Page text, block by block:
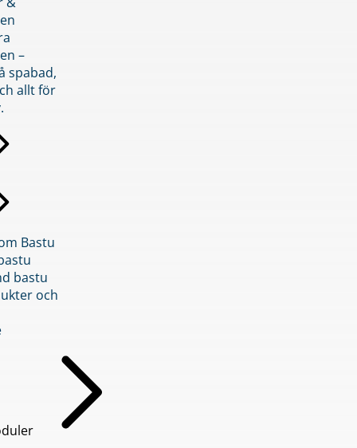
–
spabad,
allt för
Bastu
bastu
och